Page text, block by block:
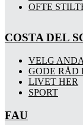
OFTE
COSTA DEL
VELG
GODE RÅD
LIVET HER
SPORT
FAU